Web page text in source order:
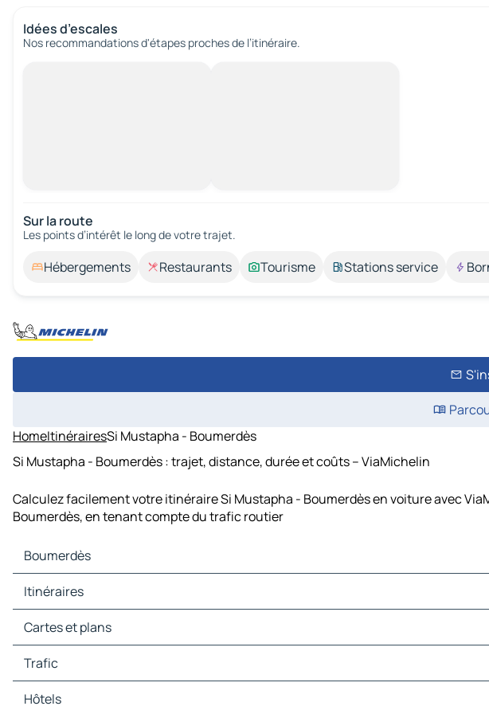
Idées d’escales
Nos recommandations d'étapes proches de l’itinéraire.
Sur la route
Les points d’intérêt le long de votre trajet.
Hébergements Restaurants Tourisme Stations service
HomeItinérairesSi Mustapha - Boumerdès
Si Mustapha - Boumerdès : trajet, distance, durée et coûts – ViaMichelin
Calculez facilement votre itinéraire Si Mustapha - Boumerdès en voiture avec
Boumerdès, en tenant compte du trafic routier
Boumerdès
Boumerdès Cartes et plans
Boumerdès Trafic
Boumerdès Hôtels
Boumerdès Restaurants
Boumerdès Stations-service
Itinéraires
Itinéraires Boumerdès - Alger
Itinéraires Boumerdès - Boudouaou
Itinéraires Boumerdès - Rouiba
Itinéraires Boumerdès - Khemis El Khechna
Itinéraires Boumerdès - Bordj Menaiel
Itinéraires Boumerdès - Dar El Beida
Cartes et plans
Cartes et plans Alger
Cartes et plans Boudouaou
Cartes et plans Rouiba
Cartes et plans Khemis El Khechna
Trafic
Trafic Alger
Trafic Boudouaou
Hôtels